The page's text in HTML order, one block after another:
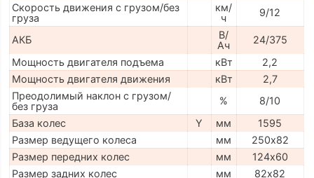
Скорость движения с грузом/без
груза
км/
ч
9/12
АКБ
В/
Ач
24/375
Мощность двигателя подъема
кВт
2,2
Мощность двигателя движения
кВт
2,7
Преодолимый наклон с грузом/
без груза
%
8/10
База колес
Y мм
1595
Размер ведущего колеса
мм
250х82
Размер передних колес
мм
124х60
Размер задних колес
мм
82х82